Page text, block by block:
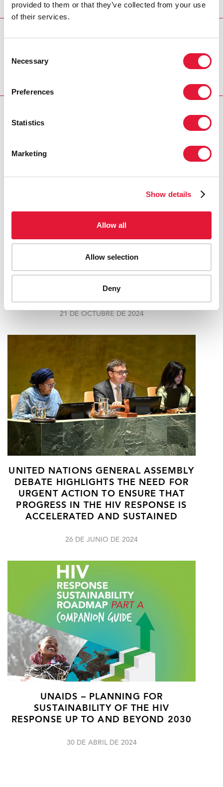
provided to them or that they’ve collected from your use
of their services.
Selection
Necessary
Preferences
Statistics
Marketing
Show details
Allow all
Allow selection
Deny
NUESTRA ACCIÓN
Datos sobre la respuesta al VIH
PERU APPROVES GROUNDBREAKING
FOR MIGRANTS WITH HIV AND TB
21 DE OCTUBRE DE 2024
UNITED NATIONS GENERAL ASSEMBLY
DEBATE HIGHLIGHTS THE NEED FOR
URGENT ACTION TO ENSURE THAT
PROGRESS IN THE HIV RESPONSE IS
ACCELERATED AND SUSTAINED
26 DE JUNIO DE 2024
UNAIDS – PLANNING FOR
SUSTAINABILITY OF THE HIV
RESPONSE UP TO AND BEYOND 2030
30 DE ABRIL DE 2024